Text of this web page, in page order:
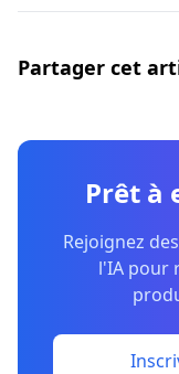
Partager cet
Prêt à
Rejoignez
l'IA pour